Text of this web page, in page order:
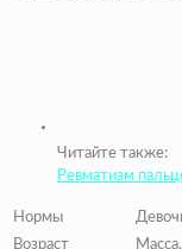
Читайте также:
Ревматизм
Нормы
Возраст